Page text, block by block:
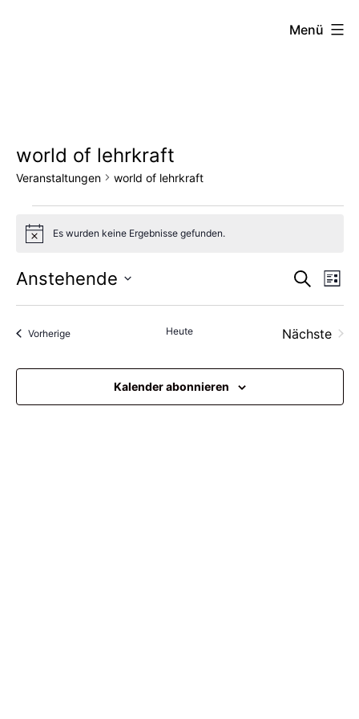
Menü
world of lehrkraft
Veranstaltungen world of lehrkraft
Veranstaltungen
HinweisEs wurden keine Ergebnisse gefunden.
SucheListe
Anstehende
Datum
wählen.
VorherigeVeranstaltungen Heute
Nächste
Kalender abonnieren